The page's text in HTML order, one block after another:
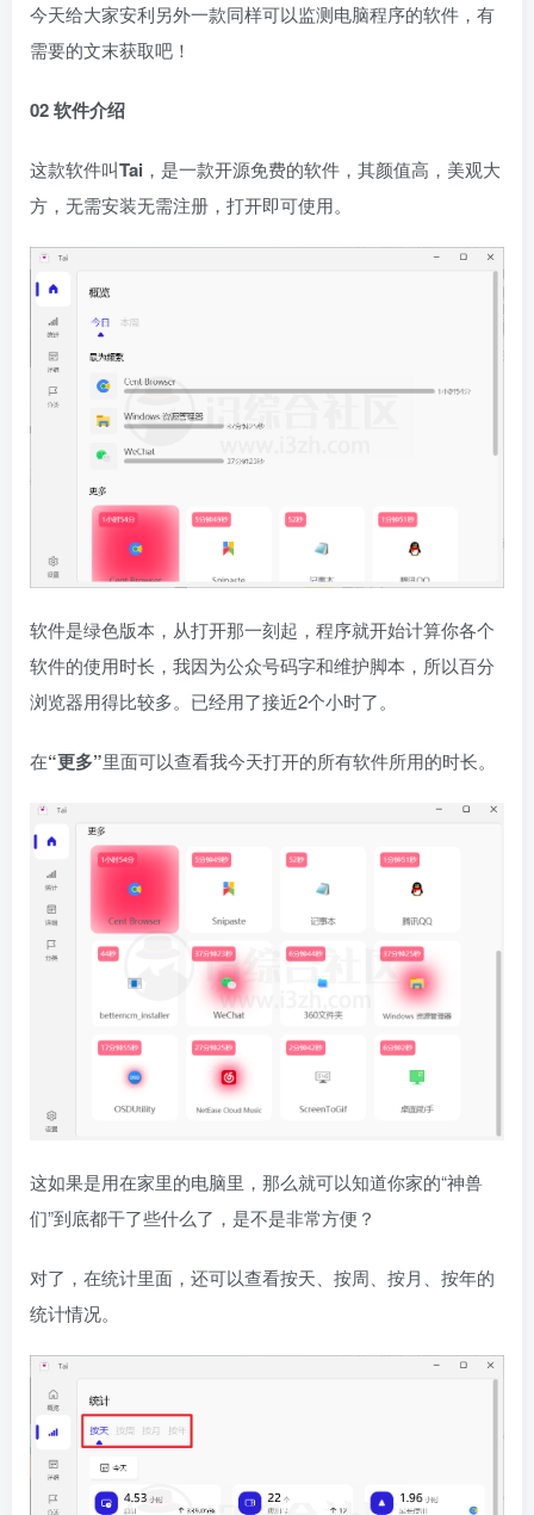
今天给大家安利另外一款同样可以监测电脑程序的软件，有
需要的文末获取吧！
02 软件介绍
这款软件叫Tai ，是一款开源免费的软件，其颜值高，美观大
方，无需安装无需注册，打开即可使用。
软件是绿色版本，从打开那一刻起，程序就开始计算你各个
软件的使用时长，我因为公众号码字和维护脚本，所以百分
浏览器用得比较多。已经用了接近2个小时了。
在“更多”里面可以查看我今天打开的所有软件所用的时长。
这如果是用在家里的电脑里，那么就可以知道你家的“神兽
们”到底都干了些什么了，是不是非常方便？
对了，在统计里面，还可以查看按天、按周、按月、按年的
统计情况。